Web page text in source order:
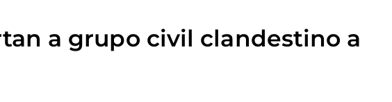
a grupo civil clandestino a